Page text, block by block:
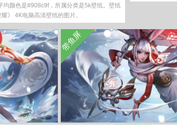
颜色是#908c9f，所属分类是5k壁纸。壁纸
》 4K电脑高清壁纸的图片。
立 即 下 载
带鱼屏
立 即 下 载
收 藏